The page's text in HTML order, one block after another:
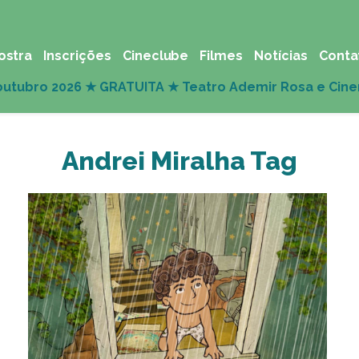
Inscrições Cineclube Filmes Notícias
Andrei Miralha Tag